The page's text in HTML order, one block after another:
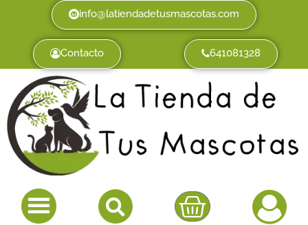
info@latiendadetusmascotas.com
Contacto 641081328